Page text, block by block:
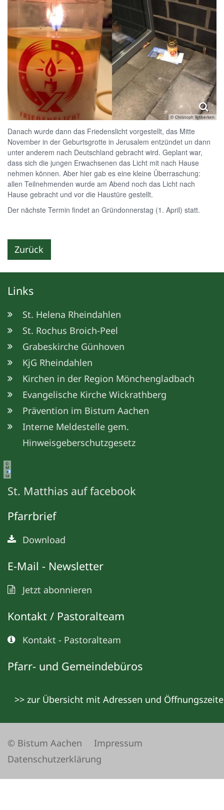
© Christoph Tenberken
Danach wurde dann das Friedenslicht vorgestellt, das Mitte
November in der Geburtsgrotte in Jerusalem entzündet un dann
unter anderem nach Deutschland gebracht wird. Geplant war,
dass sich die jungen Erwachsenen das Licht mit nach Hause
nehmen können. Aber hier gab es eine kleine Überraschung:
allen Teilnehmenden wurde am Abend noch das Licht nach
Hause gebracht und vor die Haustüre gestellt.
Der nächste Termin findet an Gründonnerstag (1. April) statt.
Zurück
Links
St. Helena Rheindahlen
St. Rochus Broich-Peel
Grabeskirche Günhoven
KjG Rheindahlen
Kirchen in der Region Mönchengladbach
Evangelische Kirche Wickrathberg
Prävention im Bistum Aachen
Interne Meldestelle gem.
Hinweisgeberschutzgesetz
©
M
e
ta
St. Matthias auf facebook
Pfarrbrief
Download
E-Mail - Newsletter
Jetzt abonnieren
Kontakt / Pastoralteam
Kontakt - Pastoralteam
Pfarr- und Gemeindebüros
>> zur Übersicht mit Adressen und
© Bistum Aachen
Impressum
Datenschutzerklärung